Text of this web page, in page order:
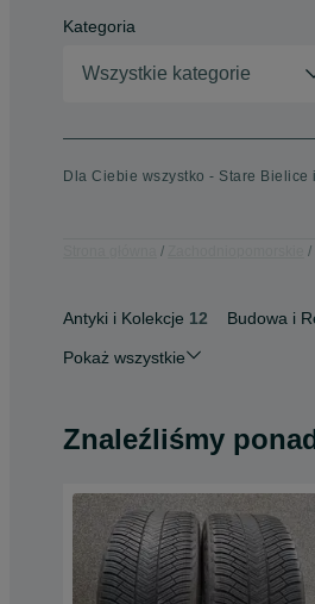
Kategoria
Wszystkie kategorie
Dla Ciebie wszystko - Stare Bielice
Antyki i Kolekcje 12 Budowa i
Pokaż wszystkie
Znaleźliśmy